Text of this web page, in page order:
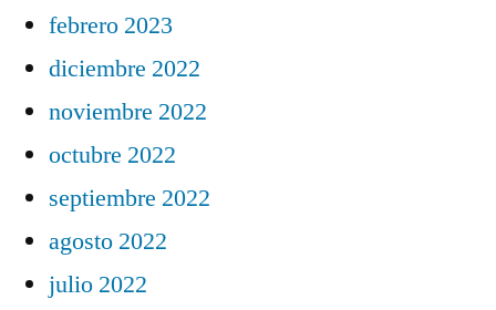
febrero 2023
diciembre 2022
noviembre 2022
octubre 2022
septiembre 2022
agosto 2022
julio 2022